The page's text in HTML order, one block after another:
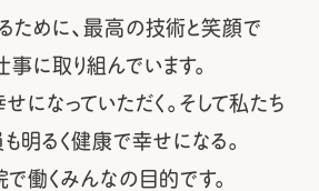
ために、最高の技術と笑顔で
事に取り組んでいます。
になっていただく。そして私たち
も明るく健康で幸せになる。
働くみんなの目的です。